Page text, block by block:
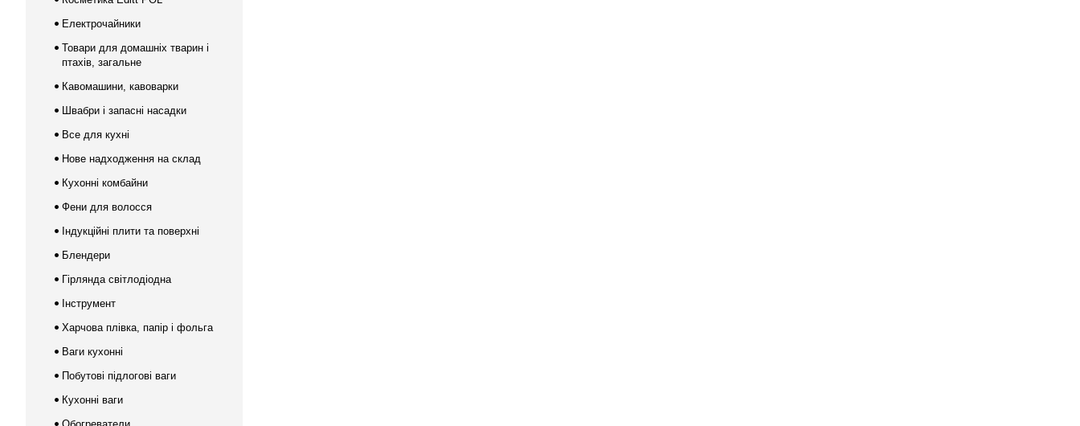
Електрочайники
Товари для домашніх тварин і
птахів, загальне
Кавомашини, кавоварки
Швабри і запасні насадки
Все для кухні
Нове надходження на склад
Кухонні комбайни
Фени для волосся
Індукційні плити та поверхні
Блендери
Гірлянда світлодіодна
Інструмент
Харчова плівка, папір і фольга
Ваги кухонні
Побутові підлогові ваги
Кухонні ваги